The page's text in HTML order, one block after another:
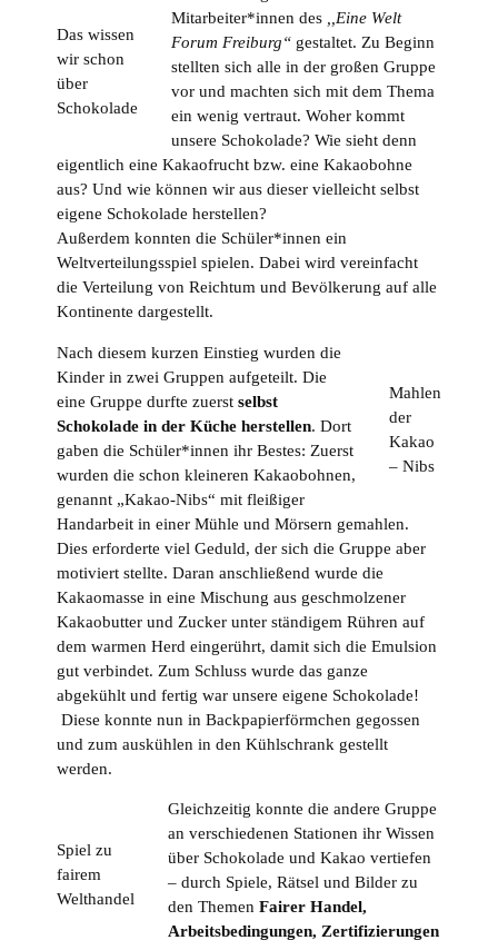
Das wissen
wir schon
über
Schokolade
Mitarbeiter*innen des
,,Eine Welt
Forum Freiburg“ gestaltet. Zu Beginn
stellten sich alle in der großen Gruppe
vor und machten sich mit dem Thema
ein wenig vertraut. Woher kommt
unsere Schokolade? Wie sieht denn
eigentlich eine Kakaofrucht bzw. eine Kakaobohne
aus? Und wie können wir aus dieser vielleicht selbst
eigene Schokolade herstellen?
Außerdem konnten die Schüler*innen ein
Weltverteilungsspiel spielen. Dabei wird vereinfacht
die Verteilung von Reichtum und Bevölkerung auf alle
Kontinente dargestellt.
Mahlen
der
Kakao
– Nibs
Nach diesem kurzen Einstieg wurden die
Kinder in zwei Gruppen aufgeteilt. Die
eine Gruppe durfte zuerstselbst
Schokolade in der Küche herstellen. Dort
gaben die Schüler*innen ihr Bestes: Zuerst
wurden die schon kleineren Kakaobohnen,
genannt „Kakao-Nibs“ mit fleißiger
Handarbeit in einer Mühle und Mörsern gemahlen.
Dies erforderte viel Geduld, der sich die Gruppe aber
motiviert stellte. Daran anschließend wurde die
Kakaomasse in eine Mischung aus geschmolzener
Kakaobutter und Zucker unter ständigem Rühren auf
dem warmen Herd eingerührt, damit sich die Emulsion
gut verbindet. Zum Schluss wurde das ganze
abgekühlt und fertig war unsere eigene Schokolade!
Diese konnte nun in Backpapierförmchen gegossen
und zum auskühlen in den Kühlschrank gestellt
werden.
Spiel zu
fairem
Welthandel
Gleichzeitig konnte die andere Gruppe
an verschiedenen Stationen ihr Wissen
über Schokolade und Kakao vertiefen
– durch Spiele, Rätsel und Bilder zu
den Themen Fairer Handel,
Arbeitsbedingungen, Zertifizierungen